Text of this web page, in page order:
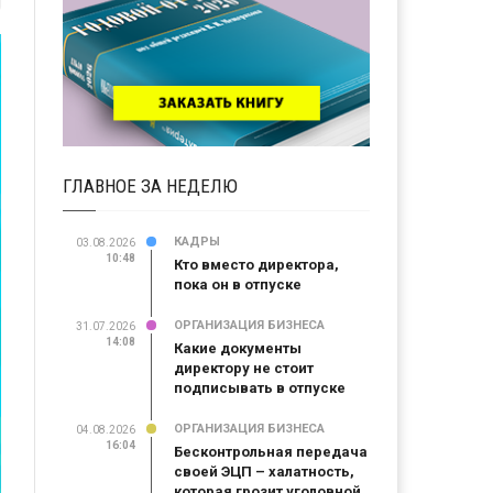
ГЛАВНОЕ ЗА НЕДЕЛЮ
03.08.2026
10:48
КАДРЫ
Кто вместо директора,
пока он в отпуске
31.07.2026
14:08
ОРГАНИЗАЦИЯ БИЗНЕСА
Какие документы
директору не стоит
подписывать в отпуске
04.08.2026
16:04
ОРГАНИЗАЦИЯ БИЗНЕСА
Бесконтрольная передача
своей ЭЦП – халатность,